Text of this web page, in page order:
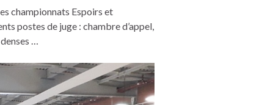
championnats Espoirs et
postes de juge : chambre d’appel,
…